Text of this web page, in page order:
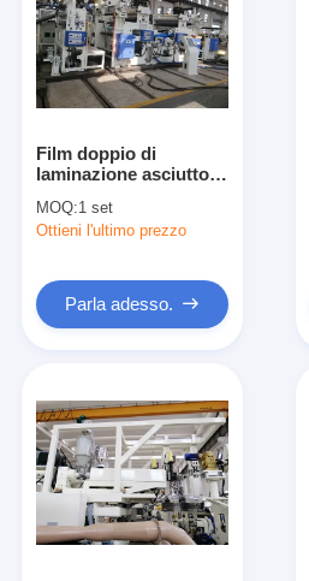
Film doppio di
laminazione asciutto
strato della macchina
di plastica della
MOQ:1 set
Ottieni l'ultimo prezzo
Parla adesso.